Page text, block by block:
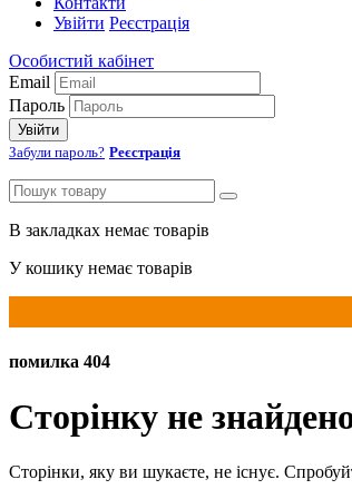
Увійти Реєстрація
Особистий кабінет
Email
Пароль
Увійти
Забули пароль? Реєстрація
В закладках немає товарів
У кошику немає товарів
помилка 404
Сторінку не
Сторінки, яку ви шукаєте, не існує.